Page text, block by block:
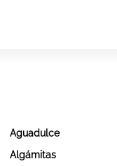
Aguadulce
Algámitas